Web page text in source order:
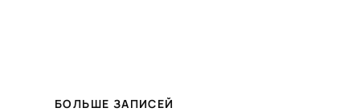
БОЛЬШЕ ЗАПИСЕЙ